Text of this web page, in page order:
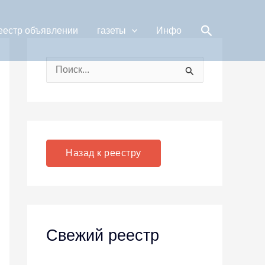
объявлении газеты Инфо Поиск
:
Назад к реестру
Свежий реестр